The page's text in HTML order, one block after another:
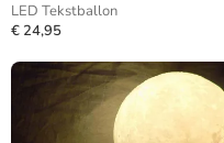
LED Tekstballon
€ 24,95